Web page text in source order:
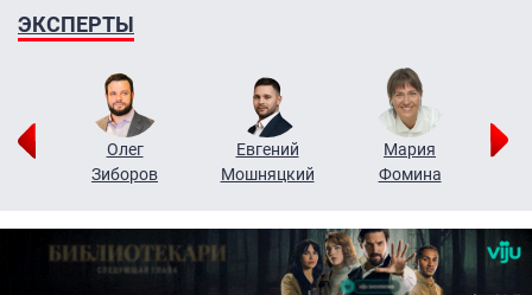
ЭКСПЕРТЫ
Олег
Зиборов
Евгений
Мошняцкий
Мария
Фомина